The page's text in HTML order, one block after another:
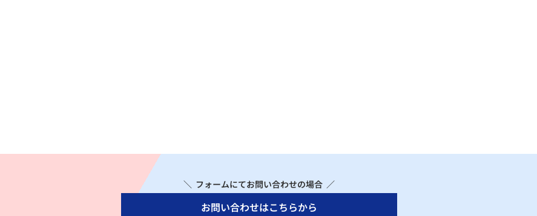
＼ フォームにてお問い合わせの場合 ／
お問い合わせはこちらから